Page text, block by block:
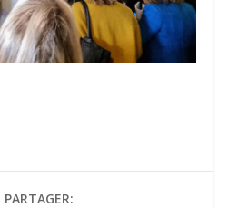
PARTAGER: